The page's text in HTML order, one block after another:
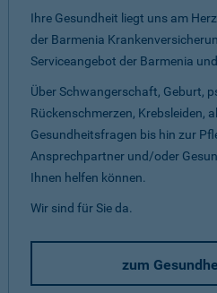
Ihre Gesundheit liegt uns am
der Barmenia
Serviceangebot der Barmenia
Über Schwangerschaft, Geburt,
Rückenschmerzen, Krebsleiden,
Gesundheitsfragen bis hin zur
Ansprechpartner und/oder
Ihnen helfen können.
Wir sind für Sie da.
zum